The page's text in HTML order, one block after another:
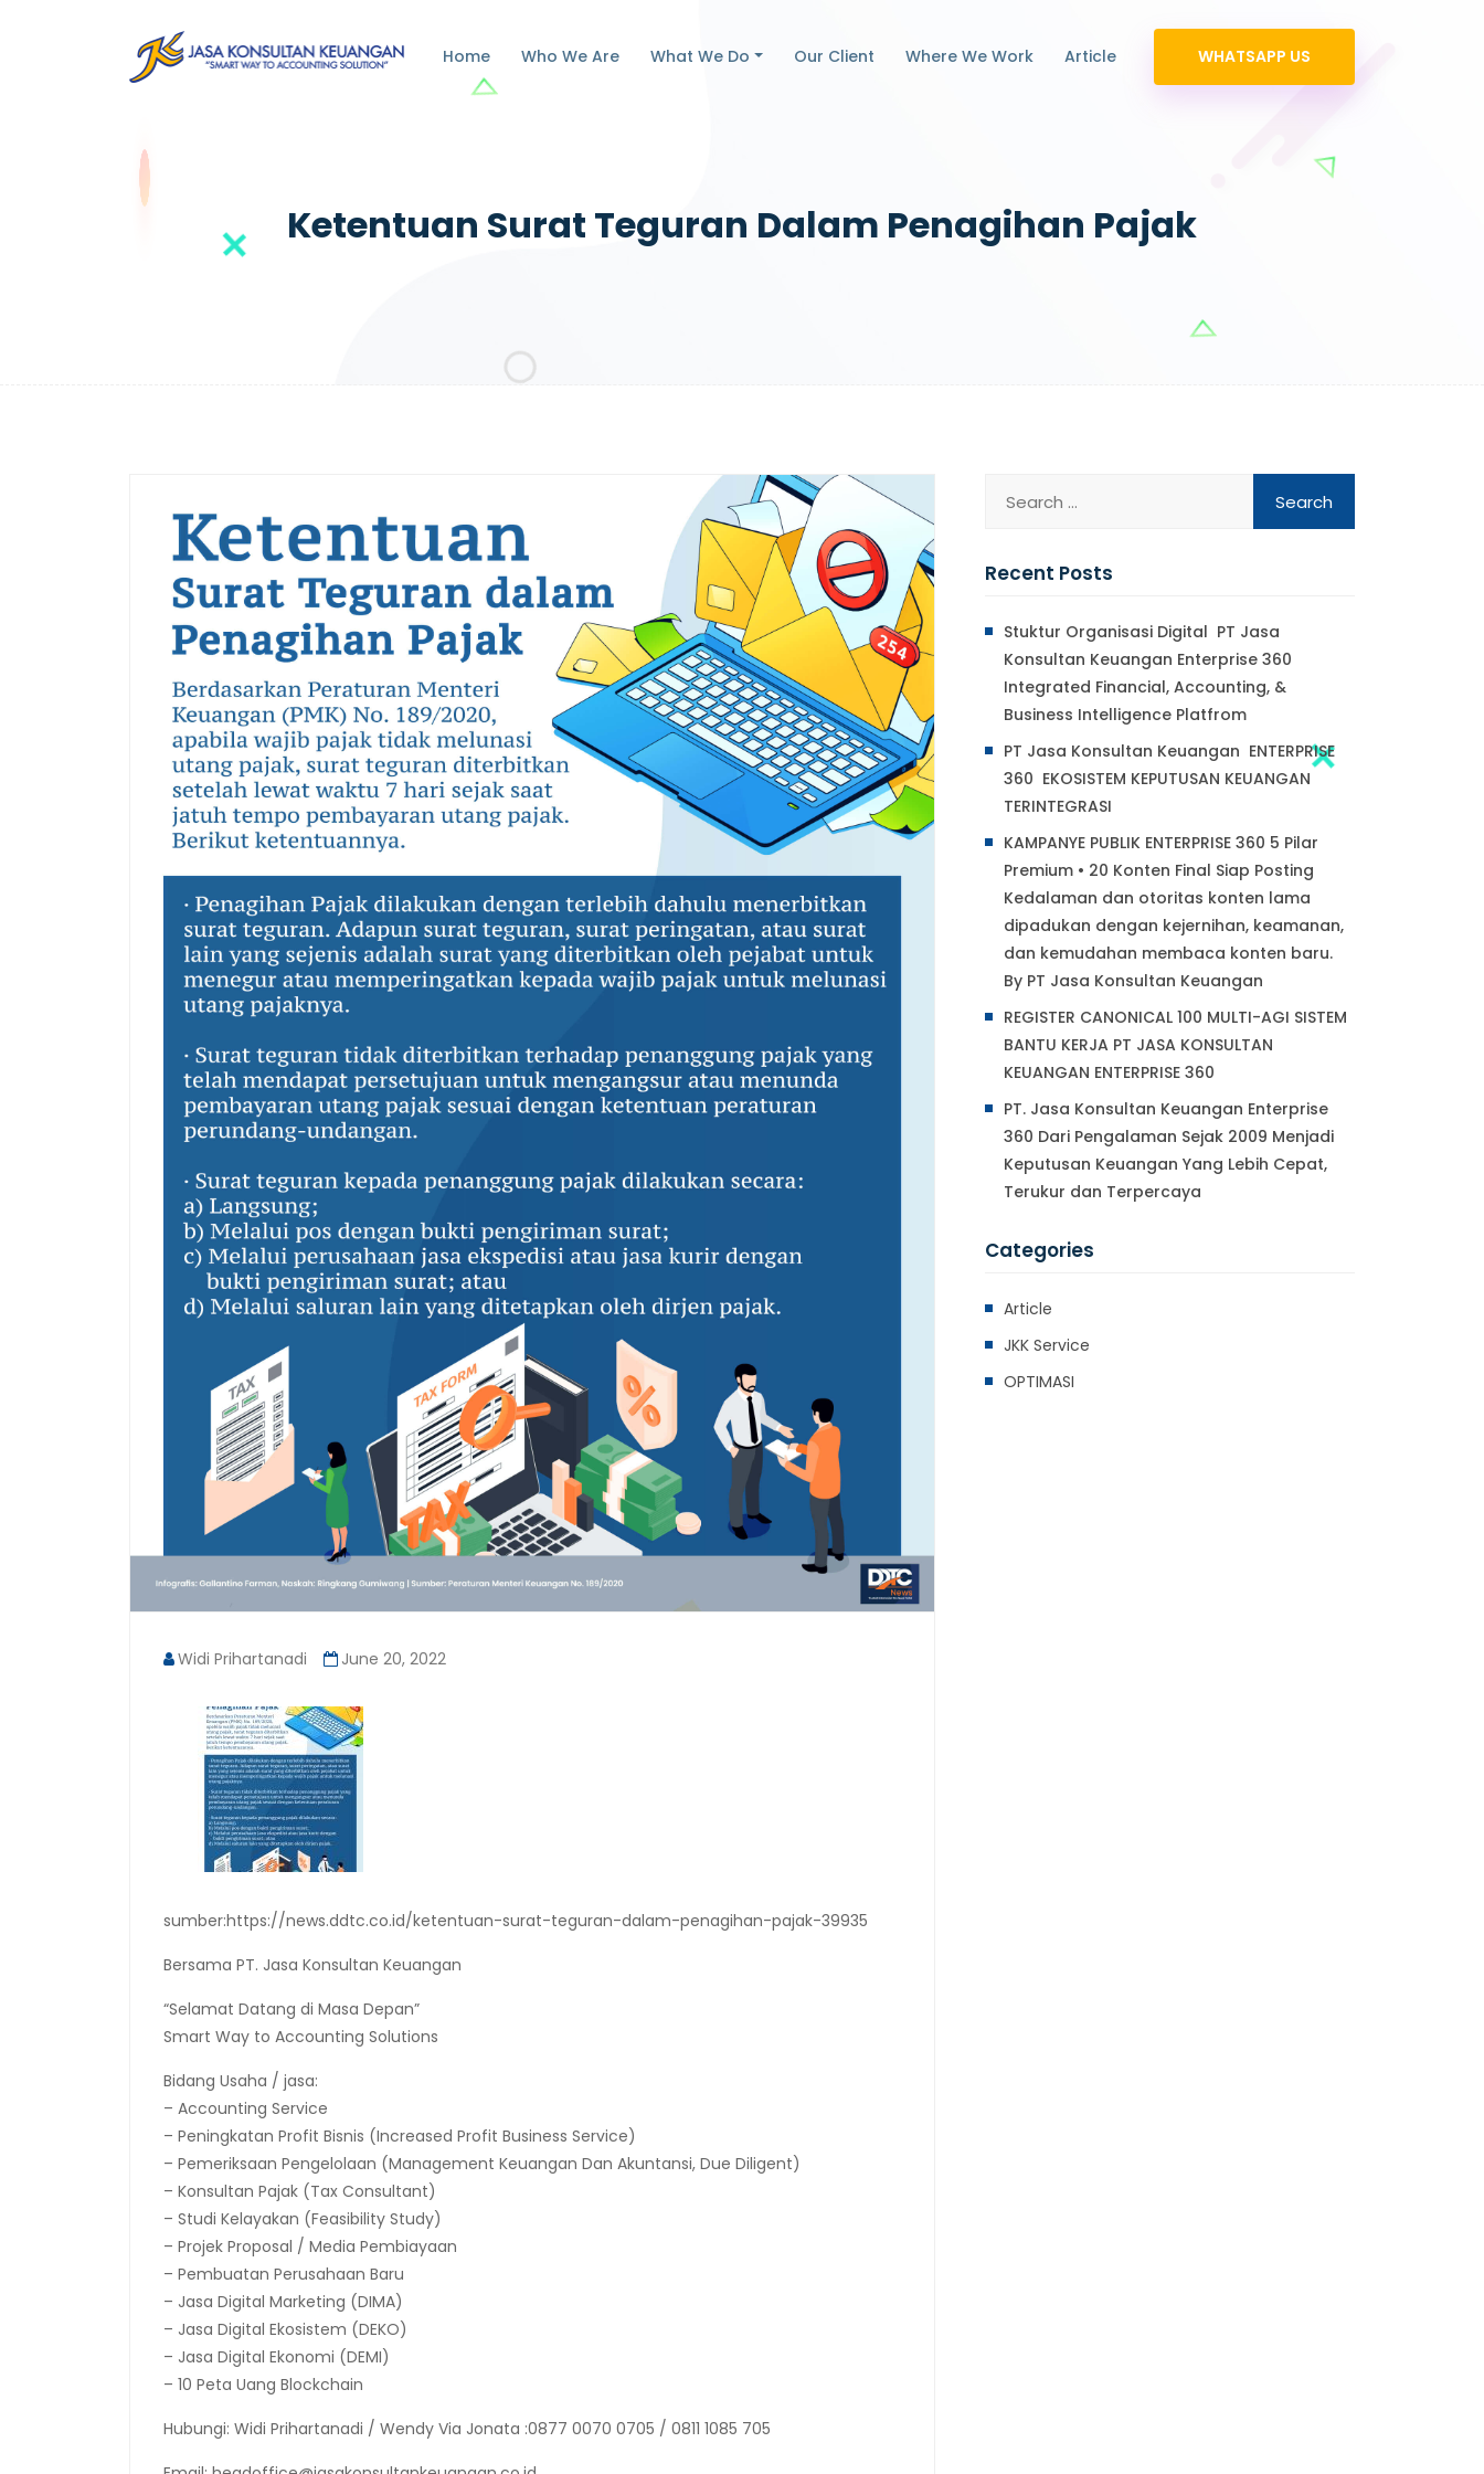
Home Who We Are What We Do Our Client Where We Work Article WHATSAPP US
Ketentuan Surat Teguran Dalam Penagihan Pajak
Widi Prihartanadi June 20, 2022
sumber:https://news.ddtc.co.id/ketentuan-surat-teguran-dalam-penagihan-pajak-39935
Bersama PT. Jasa Konsultan Keuangan
“Selamat Datang di Masa Depan”
Smart Way to Accounting Solutions
Bidang Usaha / jasa:
– Accounting Service
– Peningkatan Profit Bisnis (Increased Profit Business Service)
– Pemeriksaan Pengelolaan (Management Keuangan Dan Akuntansi, Due Diligent)
– Konsultan Pajak (Tax Consultant)
– Studi Kelayakan (Feasibility Study)
– Projek Proposal / Media Pembiayaan
– Pembuatan Perusahaan Baru
– Jasa Digital Marketing (DIMA)
– Jasa Digital Ekosistem (DEKO)
– Jasa Digital Ekonomi (DEMI)
– 10 Peta Uang Blockchain
Hubungi: Widi Prihartanadi / Wendy Via Jonata :0877 0070 0705 / 0811 1085 705
Recent Posts
Stuktur Organisasi Digital PT Jasa
Konsultan Keuangan Enterprise 360
Integrated Financial, Accounting, &
Business Intelligence Platfrom
PT Jasa Konsultan Keuangan ENTERPRISE
360 EKOSISTEM KEPUTUSAN KEUANGAN
TERINTEGRASI
KAMPANYE PUBLIK ENTERPRISE 360 5 Pilar
Premium • 20 Konten Final Siap Posting
Kedalaman dan otoritas konten lama
dipadukan dengan kejernihan, keamanan,
dan kemudahan membaca konten baru.
By PT Jasa Konsultan Keuangan
REGISTER CANONICAL 100 MULTI-AGI SISTEM
BANTU KERJA PT JASA KONSULTAN
KEUANGAN ENTERPRISE 360
PT. Jasa Konsultan Keuangan Enterprise
360 Dari Pengalaman Sejak 2009 Menjadi
Keputusan Keuangan Yang Lebih Cepat,
Terukur dan Terpercaya
Categories
Article
JKK Service
OPTIMASI